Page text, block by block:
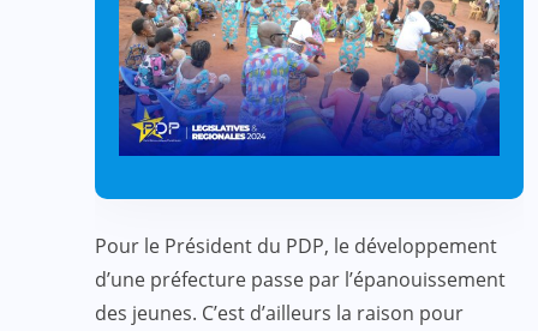
Pour le Président du PDP, le développement
d’une préfecture passe par l’épanouissement
des jeunes. C’est d’ailleurs la raison pour